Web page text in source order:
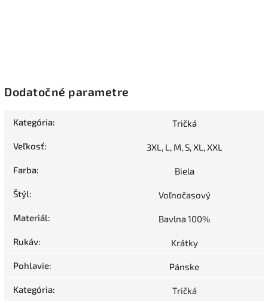
Dodatočné parametre
Kategória: Tričká
Veľkosť: 3XL, L, M, S, XL, XXL
Farba: Biela
Štýl: Voľnočasový
Materiál: Bavlna 100%
Rukáv: Krátky
Pohlavie: Pánske
Kategória: Tričká